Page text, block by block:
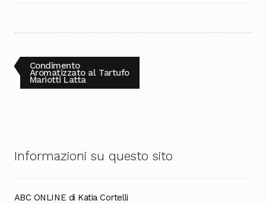
Navigazione
articoli
Articolo
precedente:
Condimento
Aromatizzato al Tartufo
Mariotti Latta
Informazioni su questo sito
ABC ONLINE di Katia Cortelli